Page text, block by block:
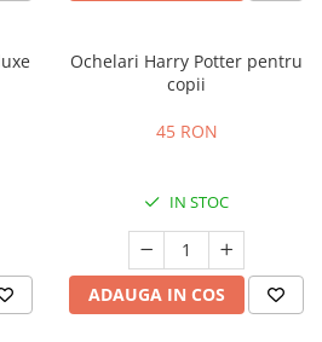
Ochelari Harry Potter pentru
copii
45 RON
IN STOC
ADAUGA IN COS